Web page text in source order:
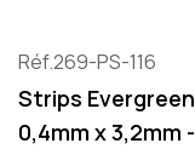
Réf.269-PS-116
Strips Evergreen
0,4mm x 3,2mm -